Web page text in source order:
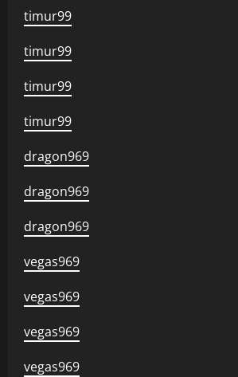
timur99
timur99
timur99
timur99
dragon969
dragon969
dragon969
vegas969
vegas969
vegas969
vegas969